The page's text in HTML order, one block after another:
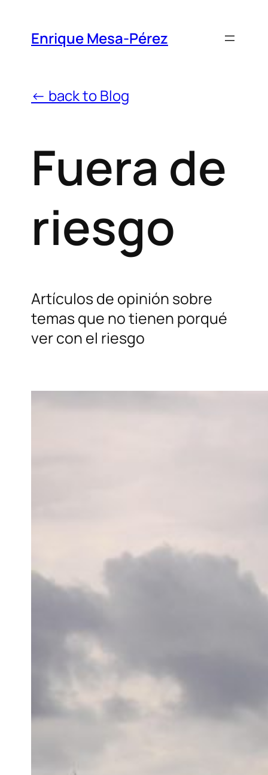
Enrique Mesa-Pérez
← back to Blog
Fuera de
riesgo
Artículos de opinión sobre
temas que no tienen porqué
ver con el riesgo